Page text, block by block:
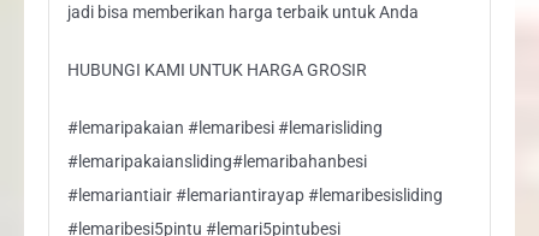
jadi bisa memberikan harga terbaik untuk Anda
HUBUNGI KAMI UNTUK HARGA GROSIR
#lemaripakaian #lemaribesi #lemarisliding
#lemaripakaiansliding#lemaribahanbesi
#lemariantiair #lemariantirayap #lemaribesisliding
#lemaribesi5pintu #lemari5pintubesi